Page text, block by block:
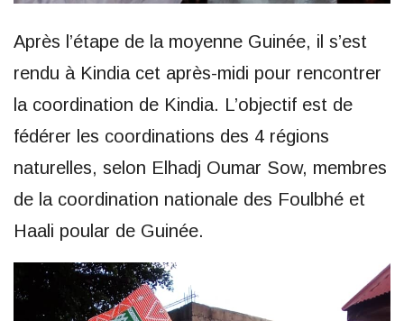
Après l’étape de la moyenne Guinée, il s’est
rendu à Kindia cet après-midi pour rencontrer
la coordination de Kindia. L’objectif est de
fédérer les coordinations des 4 régions
naturelles, selon Elhadj Oumar Sow, membres
de la coordination nationale des Foulbhé et
Haali poular de Guinée.